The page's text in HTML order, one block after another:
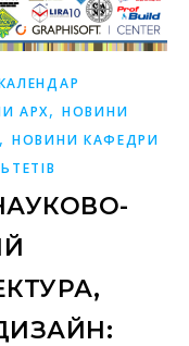
АРХ, НОВИНИ
, НОВИНИ КАФЕДРИ